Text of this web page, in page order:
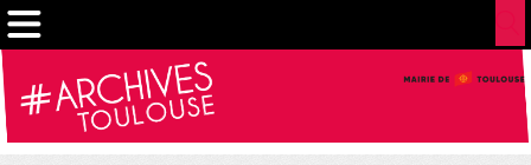
Gestion de vos préférences sur les cookies